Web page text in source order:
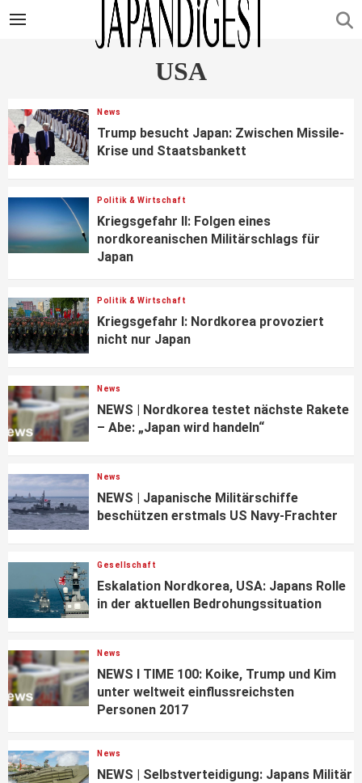
USA
News
Trump besucht Japan: Zwischen Missile-
Krise und Staatsbankett
Politik & Wirtschaft
Kriegsgefahr II: Folgen eines
nordkoreanischen Militärschlags für
Japan
Politik & Wirtschaft
Kriegsgefahr I: Nordkorea provoziert
nicht nur Japan
News
NEWS | Nordkorea testet nächste Rakete
– Abe: „Japan wird handeln“
News
NEWS | Japanische Militärschiffe
beschützen erstmals US Navy-Frachter
Gesellschaft
Eskalation Nordkorea, USA: Japans Rolle
in der aktuellen Bedrohungssituation
News
NEWS I TIME 100: Koike, Trump und Kim
unter weltweit einflussreichsten
Personen 2017
News
NEWS | Selbstverteidigung: Japans Militär